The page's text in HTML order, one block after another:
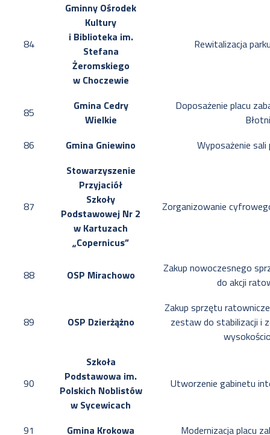
84
Gminny Ośrodek
Kultury
i Biblioteka im.
Stefana
Żeromskiego
w Choczewie
Rewitalizacja
85
Gmina Cedry
Wielkie
Doposażenie placu
86
Gmina Gniewino Wyposażenie
87
Stowarzyszenie
Przyjaciół
Szkoły
Podstawowej Nr 2
w Kartuzach
„Copernicus”
Zorganizowanie
88 OSP Mirachowo
Zakup nowoczesnego
do akcji
89 OSP Dzierżążno
Zakup sprzętu
zestaw do stabilizacji i
90
Szkoła
Podstawowa im.
Polskich Noblistów
w Sycewicach
Utworzenie gabinetu
91 Gmina Krokowa Modernizacja placu